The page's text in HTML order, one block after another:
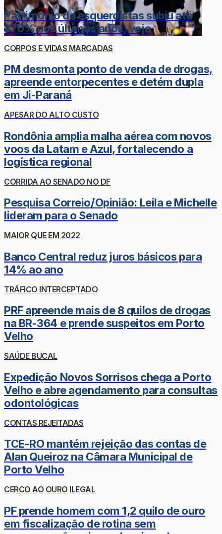
Patrimônio de esquerdistas subiu até
870% nos últimos anos; veja
CORPOS E VIDAS MARCADAS
PM desmonta ponto de venda de drogas,
apreende entorpecentes e detém dupla
em Ji-Paraná
APESAR DO ALTO CUSTO
Rondônia amplia malha aérea com novos
voos da Latam e Azul, fortalecendo a
logística regional
CORRIDA AO SENADO NO DF
Pesquisa Correio/Opinião: Leila e Michelle
lideram para o Senado
MAIOR QUE EM 2022
Banco Central reduz juros básicos para
14% ao ano
TRÁFICO INTERCEPTADO
PRF apreende mais de 8 quilos de drogas
na BR-364 e prende suspeitos em Porto
Velho
SAÚDE BUCAL
Expedição Novos Sorrisos chega a Porto
Velho e abre agendamento para consultas
odontológicas
CONTAS REJEITADAS
TCE-RO mantém rejeição das contas de
Alan Queiroz na Câmara Municipal de
Porto Velho
CERCO AO OURO ILEGAL
PF prende homem com 1,2 quilo de ouro
em fiscalização de rotina sem